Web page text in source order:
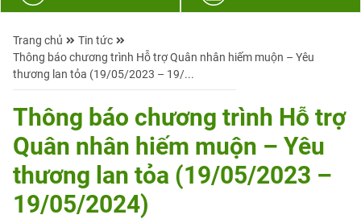
Trang chủ
Tin tức
Thông báo chương trình Hỗ trợ Quân nhân hiếm muộn – Yêu
thương lan tỏa (19/05/2023 – 19/...
Thông báo chương trình Hỗ trợ
Quân nhân hiếm muộn – Yêu
thương lan tỏa (19/05/2023 –
19/05/2024)